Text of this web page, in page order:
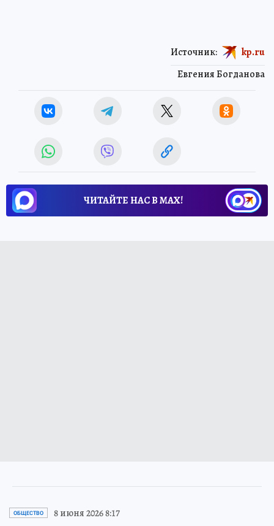
Евгения Богданова
Источник: kp.ru
ЧИТАЙТЕ НАС В МАХ!
ОБЩЕСТВО 8 июня 2026 8:17